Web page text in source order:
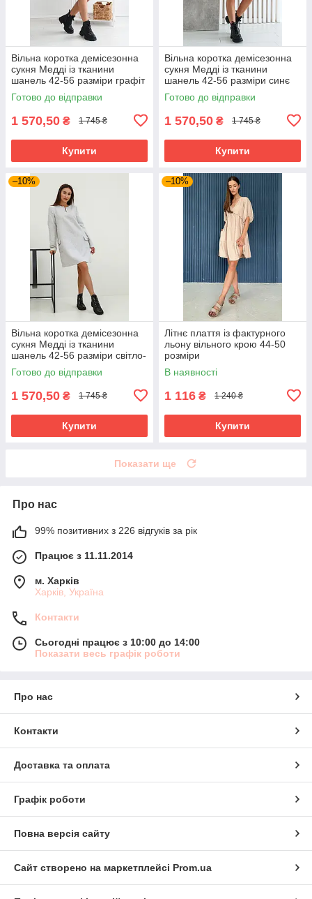
Вільна коротка демісезонна
сукня Медді із тканини
шанель 42-56 разміри графіт
Готово до відправки
1 570,50 ₴ 1 745 ₴
Купити
Вільна коротка демісезонна
сукня Медді із тканини
шанель 42-56 разміри синє
Готово до відправки
1 570,50 ₴ 1 745 ₴
Купити
–10%
Вільна коротка демісезонна
сукня Медді із тканини
шанель 42-56 разміри світло-
сіра
Готово до відправки
1 570,50 ₴ 1 745 ₴
Купити
–10%
Літнє плаття із фактурного
льону вільного крою 44-50
розміри
В наявності
1 116 ₴ 1 240 ₴
Купити
Показати ще
Про нас
99% позитивних з 226 відгуків за рік
Працює з 11.11.2014
м. Харків
Харків, Україна
Контакти
Сьогодні працює з 10:00 до 14:00
Показати весь графік роботи
Про нас
Контакти
Доставка та оплата
Графік роботи
Повна версія сайту
Сайт створено на маркетплейсі Prom.ua